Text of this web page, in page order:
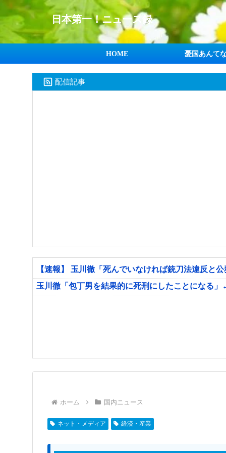
日本第一！ニュース録
HOME 憂国あんて
配信記事
【速報】 玉川徹「死んでいなければ銃刀法違反と
玉川徹「包丁男を結果的に死刑にしたことになる
ホーム 国内ニュース
ネット・メディア 経済・産業